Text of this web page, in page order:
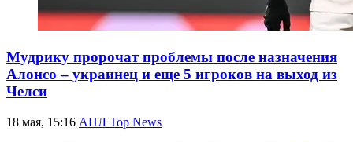
Мудрику пророчат проблемы после назначения
Алонсо – украинец и еще 5 игроков на выход из
Челси
18 мая, 15:16 АПЛ Top News